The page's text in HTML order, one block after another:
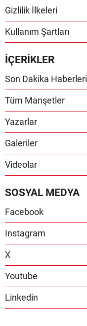
Gizlilik İlkeleri
Kullanım Şartları
İÇERİKLER
Son Dakika Haberleri
Tüm Manşetler
Yazarlar
Galeriler
Videolar
SOSYAL MEDYA
Facebook
Instagram
X
Youtube
Linkedin